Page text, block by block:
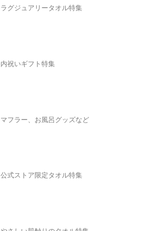
ラグジュアリータオル特集
内祝いギフト特集
マフラー、お風呂グッズなど
公式ストア限定タオル特集